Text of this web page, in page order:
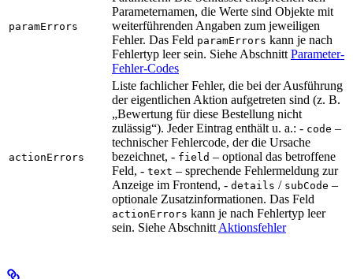
paramErrors
Parameternamen, die Werte sind Objekte mit
weiterführenden Angaben zum jeweiligen
Fehler. Das Feld paramErrors kann je nach
Fehlertyp leer sein. Siehe Abschnitt Parameter-
Fehler-Codes
actionErrors
Liste fachlicher Fehler, die bei der Ausführung
der eigentlichen Aktion aufgetreten sind (z. B.
„Bewertung für diese Bestellung nicht
zulässig“). Jeder Eintrag enthält u. a.: - code –
technischer Fehlercode, der die Ursache
bezeichnet, - field – optional das betroffene
Feld, - text – sprechende Fehlermeldung zur
Anzeige im Frontend, - details / subCode –
optionale Zusatzinformationen. Das Feld
actionErrors kann je nach Fehlertyp leer
sein. Siehe Abschnitt Aktionsfehler